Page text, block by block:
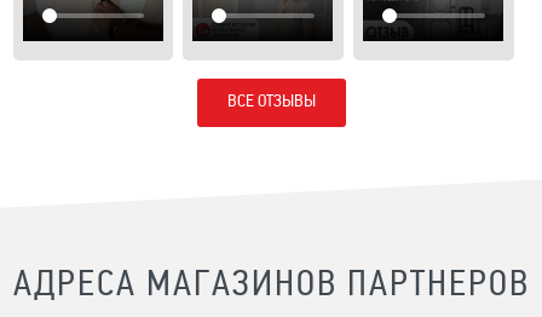
ВСЕ ОТЗЫВЫ
АДРЕСА МАГАЗИНОВ ПАРТНЕРОВ